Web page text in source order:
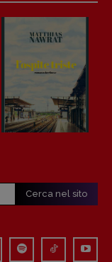
Cerca nel sito